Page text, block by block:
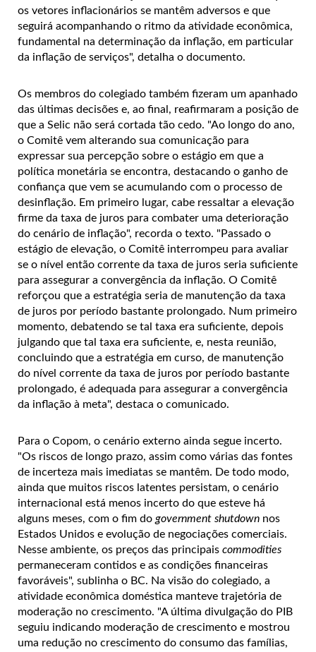
os vetores inflacionários se mantêm adversos e que
seguirá acompanhando o ritmo da atividade econômica,
fundamental na determinação da inflação, em particular
da inflação de serviços", detalha o documento.
Os membros do colegiado também fizeram um apanhado
das últimas decisões e, ao final, reafirmaram a posição de
que a Selic não será cortada tão cedo. "Ao longo do ano,
o Comitê vem alterando sua comunicação para
expressar sua percepção sobre o estágio em que a
política monetária se encontra, destacando o ganho de
confiança que vem se acumulando com o processo de
desinflação. Em primeiro lugar, cabe ressaltar a elevação
firme da taxa de juros para combater uma deterioração
do cenário de inflação", recorda o texto. "Passado o
estágio de elevação, o Comitê interrompeu para avaliar
se o nível então corrente da taxa de juros seria suficiente
para assegurar a convergência da inflação. O Comitê
reforçou que a estratégia seria de manutenção da taxa
de juros por período bastante prolongado. Num primeiro
momento, debatendo se tal taxa era suficiente, depois
julgando que tal taxa era suficiente, e, nesta reunião,
concluindo que a estratégia em curso, de manutenção
do nível corrente da taxa de juros por período bastante
prolongado, é adequada para assegurar a convergência
da inflação à meta", destaca o comunicado.
Para o Copom, o cenário externo ainda segue incerto.
"Os riscos de longo prazo, assim como várias das fontes
de incerteza mais imediatas se mantêm. De todo modo,
ainda que muitos riscos latentes persistam, o cenário
internacional está menos incerto do que esteve há
alguns meses, com o fim do government shutdown nos
Estados Unidos e evolução de negociações comerciais.
Nesse ambiente, os preços das principais commodities
permaneceram contidos e as condições financeiras
favoráveis", sublinha o BC. Na visão do colegiado, a
atividade econômica doméstica manteve trajetória de
moderação no crescimento. "A última divulgação do PIB
seguiu indicando moderação de crescimento e mostrou
uma redução no crescimento do consumo das famílias,